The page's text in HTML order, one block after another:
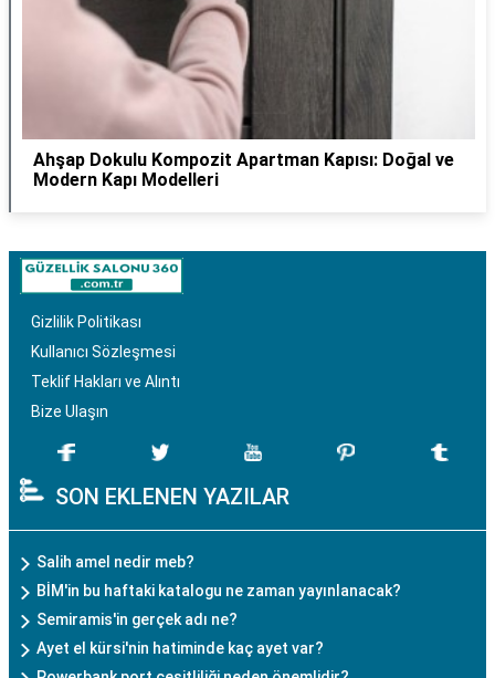
Ahşap Dokulu Kompozit Apartman Kapısı: Doğal ve
Modern Kapı Modelleri
Gizlilik Politikası
Kullanıcı Sözleşmesi
Teklif Hakları ve Alıntı
Bize Ulaşın
SON EKLENEN YAZILAR
Salih amel nedir meb?
BİM'in bu haftaki katalogu ne zaman yayınlanacak?
Semiramis'in gerçek adı ne?
Ayet el kürsi'nin hatiminde kaç ayet var?